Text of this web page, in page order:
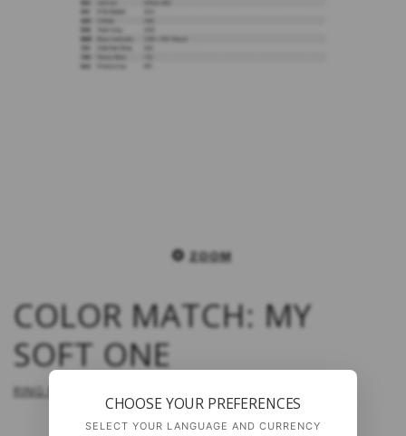
ZOOM
COLOR MATCH: MY
SOFT ONE
RING FOR PRIS
CHOOSE YOUR PREFERENCES
SELECT YOUR LANGUAGE AND CURRENCY